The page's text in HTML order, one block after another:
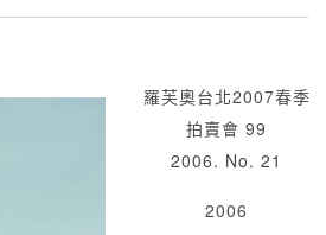
羅芙奧台北2007春季
拍賣會 99
2006. No. 21
2006